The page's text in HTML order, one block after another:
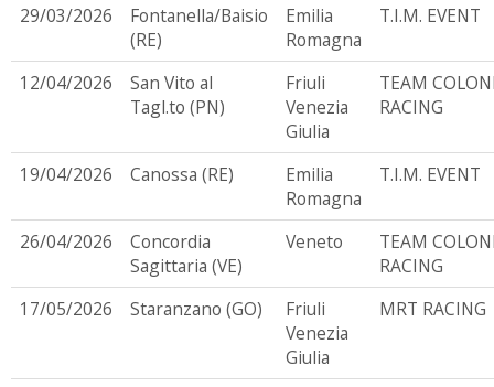
29/03/2026
Fontanella/Baisio
(RE)
Emilia
Romagna
T.I.M. EVENT
12/04/2026
San Vito al
Tagl.to (PN)
Friuli
Venezia
Giulia
TEAM
RACING
19/04/2026 Canossa (RE)
Emilia
Romagna
T.I.M. EVENT
26/04/2026
Concordia
Sagittaria (VE)
Veneto
TEAM
RACING
17/05/2026
Staranzano (GO)
Friuli
Venezia
Giulia
MRT RACING